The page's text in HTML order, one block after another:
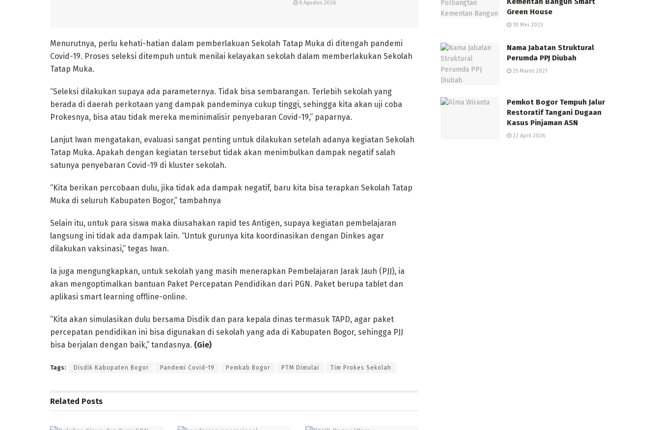
6 Agustus 2026
Menurutnya, perlu kehati-hatian dalam pemberlakuan Sekolah Tatap Muka di ditengah pandemi
Covid-19. Proses seleksi ditempuh untuk menilai kelayakan sekolah dalam memberlakukan Sekolah
Tatap Muka.
“Seleksi dilakukan supaya ada parameternya. Tidak bisa sembarangan. Terlebih sekolah yang
berada di daerah perkotaan yang dampak pandeminya cukup tinggi, sehingga kita akan uji coba
Prokesnya, bisa atau tidak mereka meminimalisir penyebaran Covid-19,” paparnya.
Lanjut Iwan mengatakan, evaluasi sangat penting untuk dilakukan setelah adanya kegiatan Sekolah
Tatap Muka. Apakah dengan kegiatan tersebut tidak akan menimbulkan dampak negatif salah
satunya penyebaran Covid-19 di kluster sekolah.
“Kita berikan percobaan dulu, jika tidak ada dampak negatif, baru kita bisa terapkan Sekolah Tatap
Muka di seluruh Kabupaten Bogor,” tambahnya
Selain itu, untuk para siswa maka diusahakan rapid tes Antigen, supaya kegiatan pembelajaran
langsung ini tidak ada dampak lain. “Untuk gurunya kita koordinasikan dengan Dinkes agar
dilakukan vaksinasi,” tegas Iwan.
Ia juga mengungkapkan, untuk sekolah yang masih menerapkan Pembelajaran Jarak Jauh (PJJ), ia
akan mengoptimalkan bantuan Paket Percepatan Pendidikan dari PGN. Paket berupa tablet dan
aplikasi smart learning offline-online.
“Kita akan simulasikan dulu bersama Disdik dan para kepala dinas termasuk TAPD, agar paket
percepatan pendidikan ini bisa digunakan di sekolah yang ada di Kabupaten Bogor, sehingga PJJ
bisa berjalan dengan baik,” tandasnya. (Gie)
Tags: Disdik Kabupaten Bogor Pandemi Covid-19 Pemkab Bogor PTM Dimulai Tim Prokes Sekolah
Related Posts
Green House
10 Mei 2023
Nama Jabatan Struktural
Perumda PPJ Diubah
25 Maret 2021
Pemkot Bogor Tempuh Jalur
Restoratif Tangani Dugaan
Kasus Pinjaman ASN
22 April 2026